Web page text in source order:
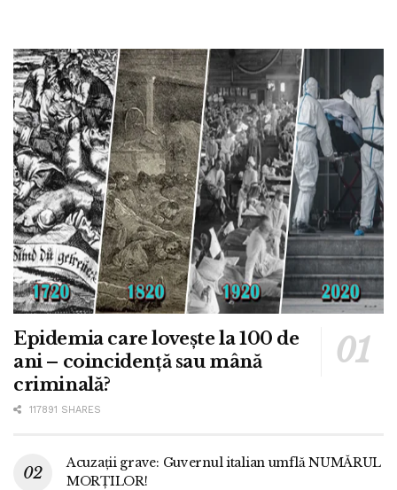
Epidemia care lovește la 100 de
ani – coincidență sau mână
criminală?
117891 SHARES
Acuzații grave: Guvernul italian umflă NUMĂRUL
MORȚILOR!